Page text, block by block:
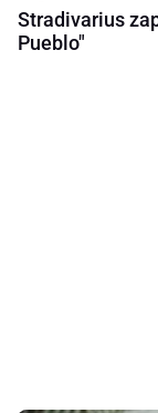
Stradivarius
Pueblo"